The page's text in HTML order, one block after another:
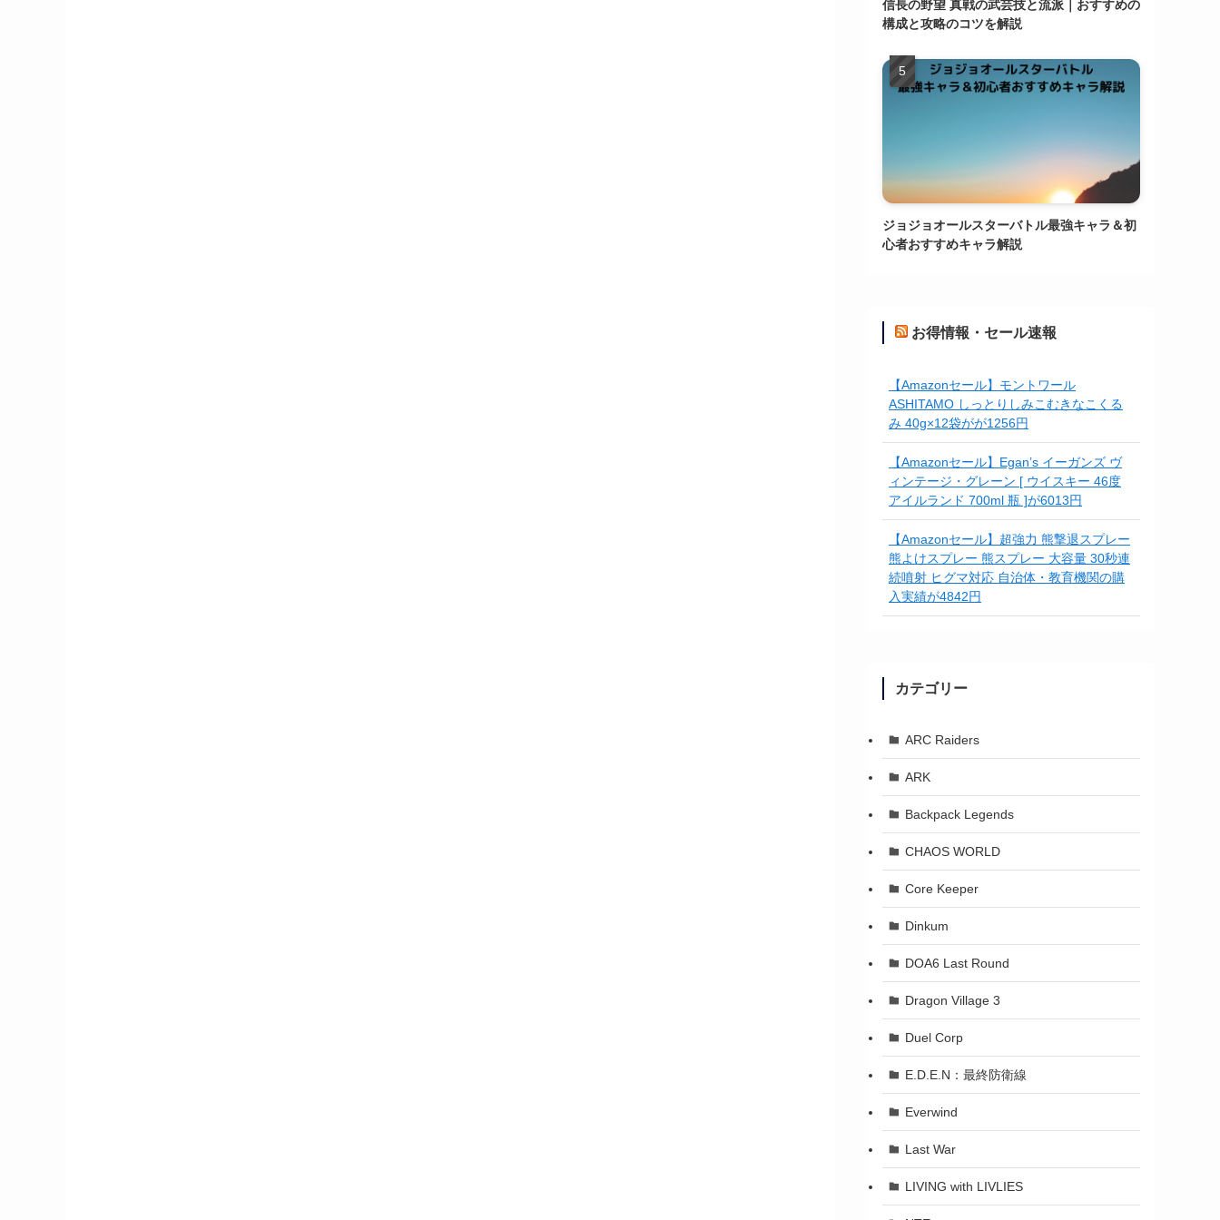
信長の野望 真戦の武芸技と流派｜おすすめの
構成と攻略のコツを解説
ジョジョオールスターバトル最強キャラ＆初
心者おすすめキャラ解説
お得情報・セール速報
【Amazonセール】モントワール
ASHITAMO しっとりしみこむきなこくる
み 40g×12袋がが1256円
【Amazonセール】Egan’s イーガンズ ヴ
ィンテージ・グレーン [ ウイスキー 46度
アイルランド 700ml 瓶 ]が6013円
【Amazonセール】超強力 熊撃退スプレー
熊よけスプレー 熊スプレー 大容量 30秒連
続噴射 ヒグマ対応 自治体・教育機関の購
入実績が4842円
カテゴリー
ARC Raiders
ARK
Backpack Legends
CHAOS WORLD
Core Keeper
Dinkum
DOA6 Last Round
Dragon Village 3
Duel Corp
E.D.E.N：最終防衛線
Everwind
Last War
LIVING with LIVLIES